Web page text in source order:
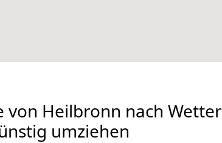
von Heilbronn nach Wetter
umziehen